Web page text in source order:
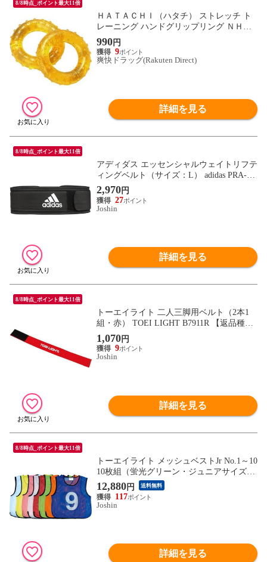
8/8時点_ポイント最大11倍
ＨＡＴＡＣＨＩ（ハタチ） ストレッチ ト
レーニング ハンドグリップリング ＮＨ３
１００ （２個入）
990円
9
爽快ドラッグ(Rakuten Direct)
詳細を見る
8/8時点_ポイント最大11倍
アディダス エッセンシャルウェイトリフテ
ィングベルト（サイズ：L） adidas PRA-A
DGB12255 【返品種別A】
2,970円
27
Joshin
詳細を見る
8/8時点_ポイント最大11倍
トーエイライト 二人三脚用ベルト（2本1
組・赤） TOEI LIGHT B7911R 【返品種別
A】
1,070円
9
Joshin
詳細を見る
8/8時点_ポイント最大11倍
トーエイライト メッシュベストJr No.1～10
10枚組（蛍光グリーン・ジュニアサイズ）
TOEI LIGHT B3256G 【返品種別A】
12,880円 送料無料
117
Joshin
詳細を見る